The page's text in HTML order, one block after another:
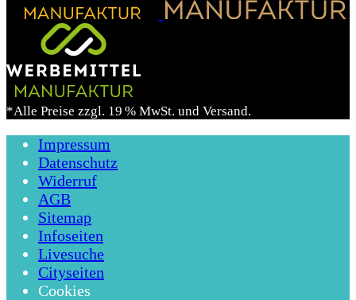
*Alle Preise zzgl. 19 % MwSt. und Versand.
Impressum
Datenschutz
Widerruf
AGB
Sitemap
Infoseiten
Livesuche
Cityseiten
Cookies